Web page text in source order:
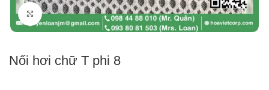
Click to enlarge
Nối hơi chữ T phi 8